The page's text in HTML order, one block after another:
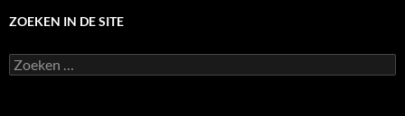
ZOEKEN IN DE SITE
Zoeken
naar: